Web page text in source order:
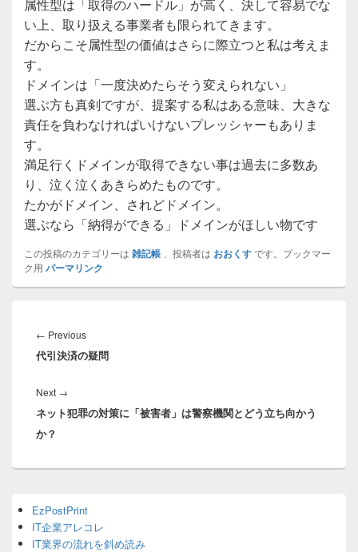
属性型は「取得のハードル」が高く、決して容易でな
い上、取り扱える事業者も限られてきます。
だからこそ属性型の価値はさらに際立つと私は考えま
す。
ドメインは「一度決めたらそう変えられない」
選ぶ方も真剣ですが、提案する私はある意味、大きな
責任を負わなければいけないプレッシャーもありま
す。
満足行くドメインが取得できない事は過去に多数あ
り、泣く泣くあきらめたものです。
たかがドメイン、されどドメイン。
選ぶなら「納得ができる」ドメインがほしい物です
この投稿のカテゴリーは 雑記帳 、投稿者は おおくすです。ブックマー
ク用 パーマリンク
稿
ナ
ゲ
シ
ョ
← PreviousPrevious
post:
代引決済の疑問
Next →
post:
ネット犯罪の対策に「被害者」は警察機関とどう立ち向かう
か？
Sidebar
Widget
Area
EzPostPrint
IT企業アレコレ
IT業界の流れを斜め読み